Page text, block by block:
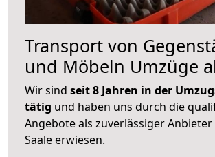
Transport von
und Möbeln Umzüge
Wir sind seit 8 Jahren in der
tätig und haben uns durch die
Angebote als zuverlässiger Anbieter
Saale erwiesen.